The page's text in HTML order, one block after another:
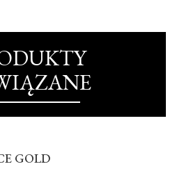
GOLD